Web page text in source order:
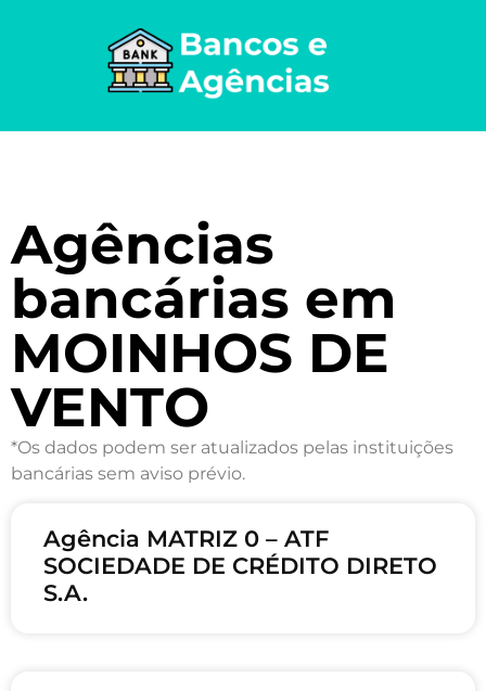
Agências
bancárias em
MOINHOS DE
VENTO
*Os dados podem ser atualizados pelas instituições
bancárias sem aviso prévio.
Agência MATRIZ 0 – ATF
SOCIEDADE DE CRÉDITO DIRETO
S.A.